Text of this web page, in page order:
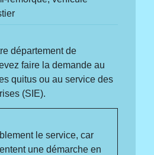
département de
faire la demande au
quitus ou au service des
(SIE).
le service, car
une démarche en